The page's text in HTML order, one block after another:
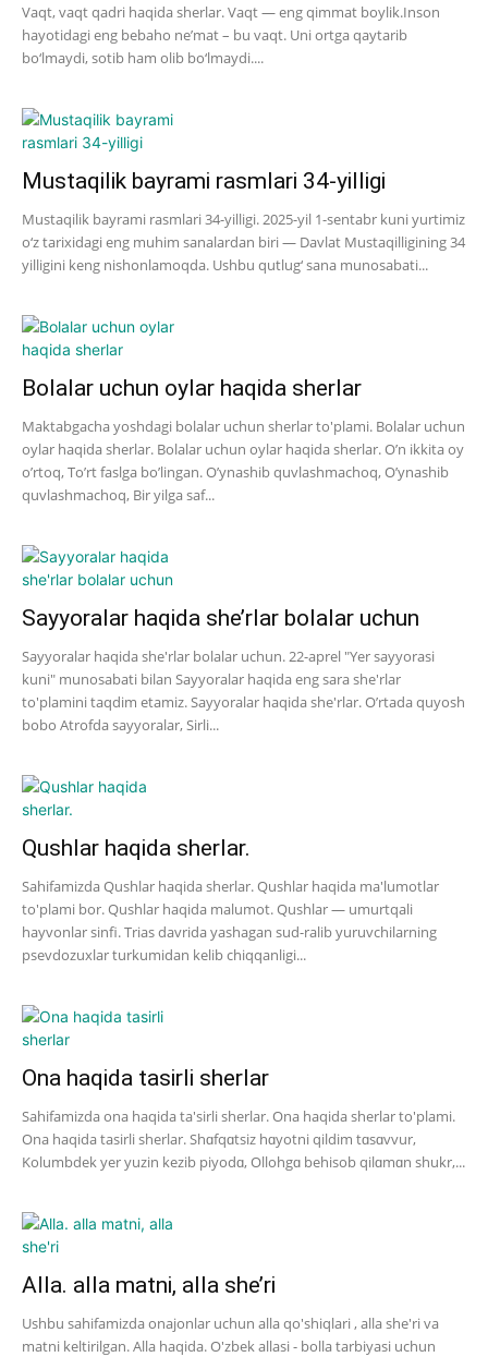
Vaqt, vaqt qadri haqida sherlar. Vaqt — eng qimmat boylik.Inson
hayotidagi eng bebaho ne’mat – bu vaqt. Uni ortga qaytarib
bo‘lmaydi, sotib ham olib bo‘lmaydi....
Mustaqilik bayrami rasmlari 34-yilligi
Mustaqilik bayrami rasmlari 34-yilligi. 2025-yil 1-sentabr kuni yurtimiz
o‘z tarixidagi eng muhim sanalardan biri — Davlat Mustaqilligining 34
yilligini keng nishonlamoqda. Ushbu qutlug‘ sana munosabati...
Bolalar uchun oylar haqida sherlar
Maktabgacha yoshdagi bolalar uchun sherlar to'plami. Bolalar uchun
oylar haqida sherlar. Bolalar uchun oylar haqida sherlar. O’n ikkita oy
o’rtoq, To’rt faslga bo’lingan. O’ynashib quvlashmachoq, O’ynashib
quvlashmachoq, Bir yilga saf...
Sayyoralar haqida she’rlar bolalar uchun
Sayyoralar haqida she'rlar bolalar uchun. 22-aprel "Yer sayyorasi
kuni" munosabati bilan Sayyoralar haqida eng sara she'rlar
to'plamini taqdim etamiz. Sayyoralar haqida she'rlar. O’rtada quyosh
bobo Atrofda sayyoralar, Sirli...
Qushlar haqida sherlar.
Sahifamizda Qushlar haqida sherlar. Qushlar haqida ma'lumotlar
to'plami bor. Qushlar haqida malumot. Qushlar — umurtqali
hayvonlar sinfi. Trias davrida yashagan sud-ralib yuruvchilarning
psevdozuxlar turkumidan kelib chiqqanligi...
Ona haqida tasirli sherlar
Sahifamizda ona haqida ta'sirli sherlar. Ona haqida sherlar to'plami.
Ona haqida tasirli sherlar. Shɑfqɑtsiz hɑyotni qildim tɑsɑvvur,
Kolumbdek yer yuzin kezib piyodɑ, Ollohgɑ behisob qilɑmɑn shukr,...
Alla. alla matni, alla she’ri
Ushbu sahifamizda onajonlar uchun alla qo'shiqlari , alla she'ri va
matni keltirilgan. Alla haqida. O'zbek allasi - bolla tarbiyasi uchun